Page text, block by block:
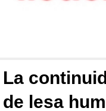
La
de lesa